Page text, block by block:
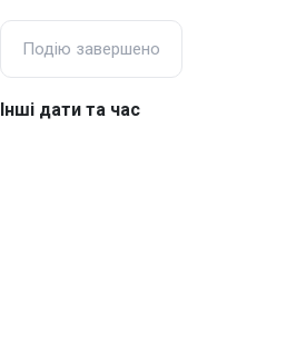
Подію завершено
Інші дати та час